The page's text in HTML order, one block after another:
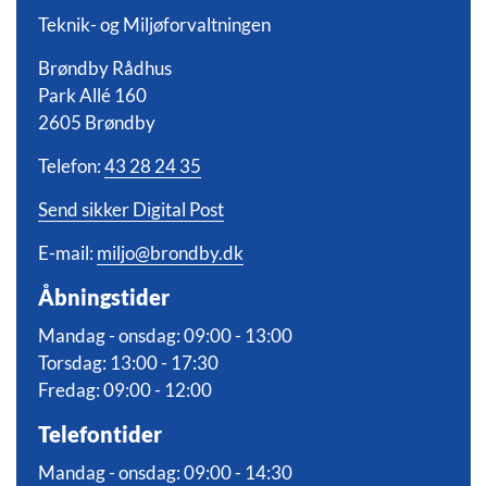
Teknik- og Miljøforvaltningen
Brøndby Rådhus
Park Allé 160
2605 Brøndby
Telefon:43 28 24 35
Send sikker Digital Post
E-mail: miljo@brondby.dk
Åbningstider
Mandag - onsdag: 09:00 - 13:00
Torsdag: 13:00 - 17:30
Fredag: 09:00 - 12:00
Telefontider
Mandag - onsdag: 09:00 - 14:30